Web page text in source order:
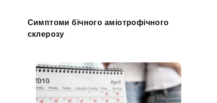
Симптоми бічного аміотрофічного
склерозу